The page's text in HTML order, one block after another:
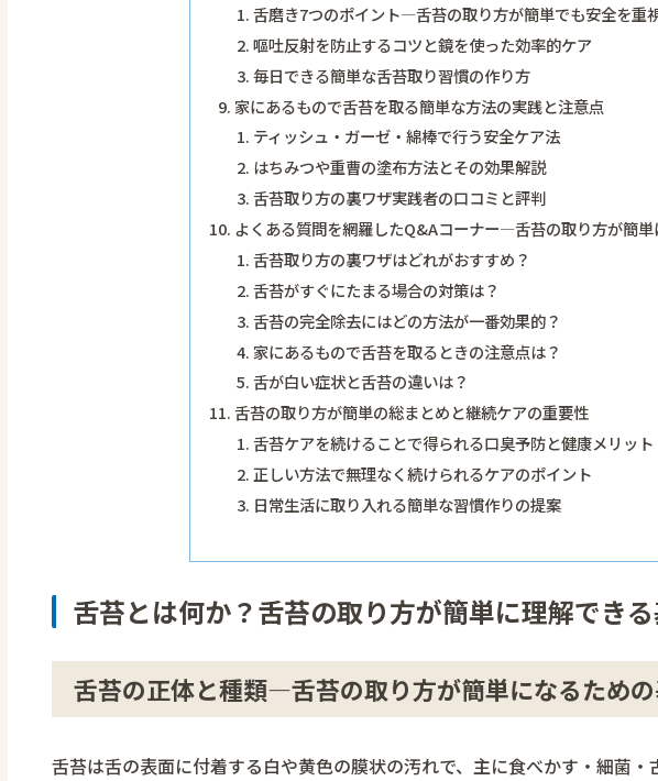
舌磨き7つのポイント―舌苔の取り方が簡単でも安全を重
嘔吐反射を防止するコツと鏡を使った効率的ケア
毎日できる簡単な舌苔取り習慣の作り方
家にあるもので舌苔を取る簡単な方法の実践と注意点
ティッシュ・ガーゼ・綿棒で行う安全ケア法
はちみつや重曹の塗布方法とその効果解説
舌苔取り方の裏ワザ実践者の口コミと評判
よくある質問を網羅したQ&Aコーナー―舌苔の取り方が簡単
舌苔取り方の裏ワザはどれがおすすめ？
舌苔がすぐにたまる場合の対策は？
舌苔の完全除去にはどの方法が一番効果的？
家にあるもので舌苔を取るときの注意点は？
舌が白い症状と舌苔の違いは？
舌苔の取り方が簡単の総まとめと継続ケアの重要性
舌苔ケアを続けることで得られる口臭予防と健康メリット
正しい方法で無理なく続けられるケアのポイント
日常生活に取り入れる簡単な習慣作りの提案
舌苔とは何か？舌苔の取り方が簡単に理解でき
舌苔の正体と種類―舌苔の取り方が簡単になるため
舌苔は舌の表面に付着する白や黄色の膜状の汚れで、主に食べかす・細菌